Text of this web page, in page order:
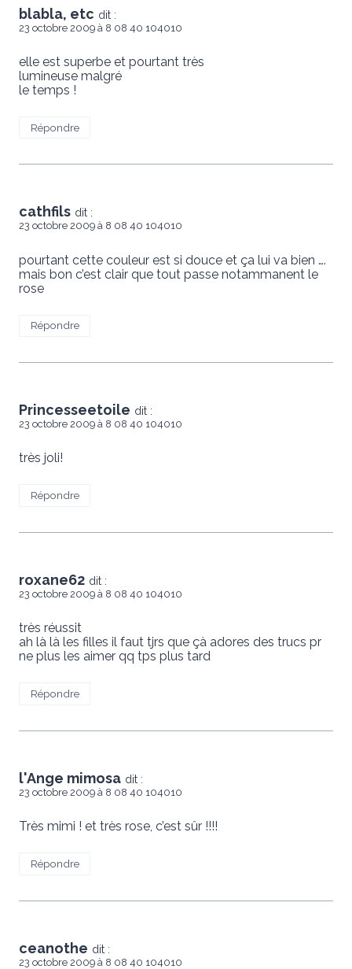
blabla, etc dit :
23 octobre 2009 à 8 08 40 104010
elle est superbe et pourtant très
lumineuse malgré
le temps !
Répondre
cathfils dit :
23 octobre 2009 à 8 08 40 104010
pourtant cette couleur est si douce et ça lui va bien ….
mais bon c’est clair que tout passe notammanent le
rose
Répondre
Princesseetoile dit :
23 octobre 2009 à 8 08 40 104010
très joli!
Répondre
roxane62 dit :
23 octobre 2009 à 8 08 40 104010
très réussit
ah là là les filles il faut tjrs que çà adores des trucs pr
ne plus les aimer qq tps plus tard
Répondre
l'Ange mimosa dit :
23 octobre 2009 à 8 08 40 104010
Très mimi ! et très rose, c’est sûr !!!!
Répondre
ceanothe dit :
23 octobre 2009 à 8 08 40 104010